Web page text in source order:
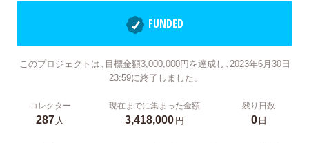
FUNDED
このプロジェクトは、目標金額3,000,000円を達成し、2023年6月30日
23:59に終了しました。
コレクター
287人
現在までに集まった金額
3,418,000円
残り日数
0日